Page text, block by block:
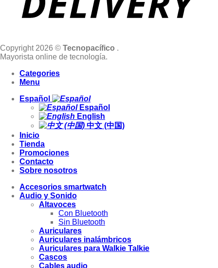
Copyright 2026 © Tecnopacífico .
Mayorista online de tecnología.
Categories
Menu
Español
Español
English
中文 (中国)
Inicio
Tienda
Promociones
Contacto
Sobre nosotros
Accesorios smartwatch
Audio y Sonido
Altavoces
Con Bluetooth
Sin Bluetooth
Auriculares
Auriculares inalámbricos
Auriculares para Walkie Talkie
Cascos
Cables audio